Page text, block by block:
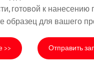
готовой к нанесению
образец для вашего
>> Отправить